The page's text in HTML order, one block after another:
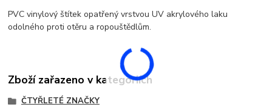
PVC vinylový štítek opatřený vrstvou UV akrylového laku
odolného proti otěru a ropouštědlům.
Zboží zařazeno v kategoriích
ČTYŘLETÉ ZNAČKY